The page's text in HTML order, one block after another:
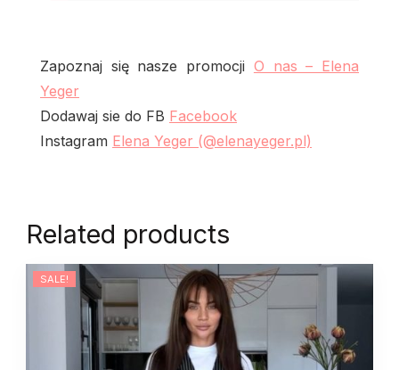
Zapoznaj się nasze promocji O nas – Elena
Yeger
Dodawaj sie do FB Facebook
Instagram Elena Yeger (@elenayeger.pl)
Related products
SALE!